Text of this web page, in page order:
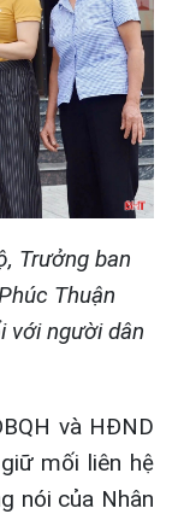
Trưởng ban
Thuận
với người dân
và HĐND
mối liên hệ
nói của Nhân